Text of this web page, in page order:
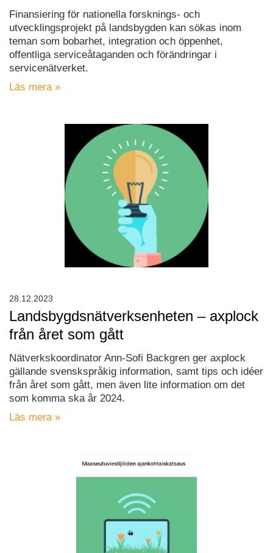
Finansiering för nationella forsknings- och
utvecklingsprojekt på landsbygden kan sökas inom
teman som bobarhet, integration och öppenhet,
offentliga serviceåtaganden och förändringar i
servicenätverket.
Läs mera »
Landsbygdsnätverksenheten – axplock
från året som gått
Nätverkskoordinator Ann-Sofi Backgren ger axplock
gällande svenskspråkig information, samt tips och idéer
från året som gått, men även lite information om det
som komma ska år 2024.
Läs mera »
28.12.2023